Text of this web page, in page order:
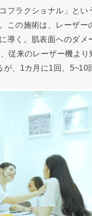
フラクショナル」と
この施術は、レーザ
導く。肌表面へのダメ
従来のレーザー機よ
、1カ月に1回、5~10